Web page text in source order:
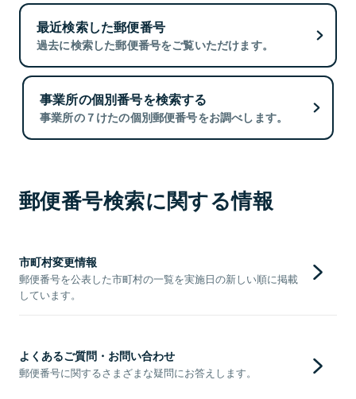
最近検索した郵便番号
過去に検索した郵便番号をご覧いただけます。
事業所の個別番号を検索する
事業所の７けたの個別郵便番号をお調べします。
郵便番号検索に関する情報
市町村変更情報
郵便番号を公表した市町村の一覧を実施日の新しい順に掲載
しています。
よくあるご質問・お問い合わせ
郵便番号に関するさまざまな疑問にお答えします。